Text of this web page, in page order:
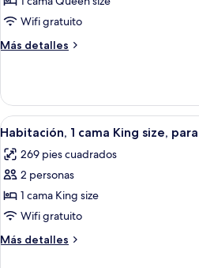
Wifi gratuito
Más detalles
Más
Suite
Abrir
todas
las
fotos
de
Habitación,
1
cama
5
Habitación, 1 cama King size,
269 pies cuadrados
2 personas
1 cama King size
Wifi gratuito
Más detalles
Más